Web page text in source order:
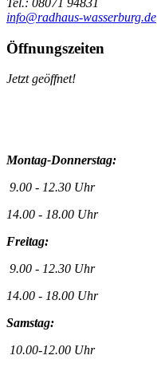
info@radhaus-wasserburg.de
Öffnungszeiten
Jetzt geöffnet!
Montag-Donnerstag:
9.00 - 12.30 Uhr
14.00 - 18.00 Uhr
Freitag:
9.00 - 12.30 Uhr
14.00 - 18.00 Uhr
Samstag:
10.00-12.00 Uhr